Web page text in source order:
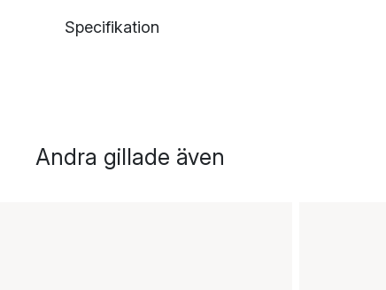
Specifikation
Andra gillade även